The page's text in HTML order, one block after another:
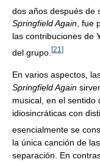
dos años después de
Springfield Again, fue
las contribuciones de
del grupo. [21 ]
En varios aspectos,
Springfield Again
musical, en el sentido
idiosincráticas con
esencialmente se
la única canción de
separación. En